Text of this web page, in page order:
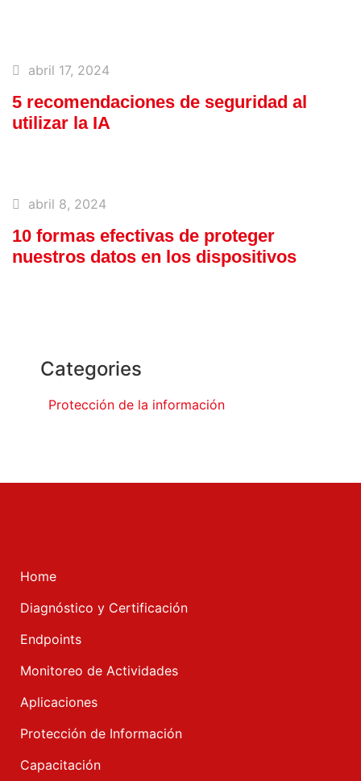
abril 17, 2024
5 recomendaciones de seguridad al
utilizar la IA
abril 8, 2024
10 formas efectivas de proteger
nuestros datos en los dispositivos
Categories
Protección de la información
Home
Diagnóstico y Certificación
Endpoints
Monitoreo de Actividades
Aplicaciones
Protección de Información
Capacitación